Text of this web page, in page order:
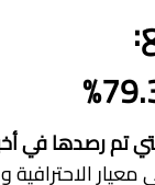
تم رصدها في